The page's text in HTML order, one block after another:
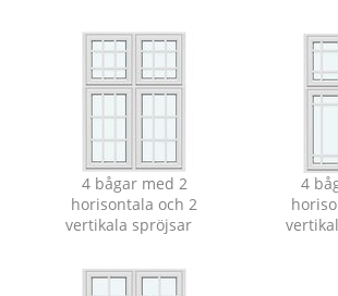
4 bågar med 2
horisontala och 2
vertikala spröjsar⠀
4